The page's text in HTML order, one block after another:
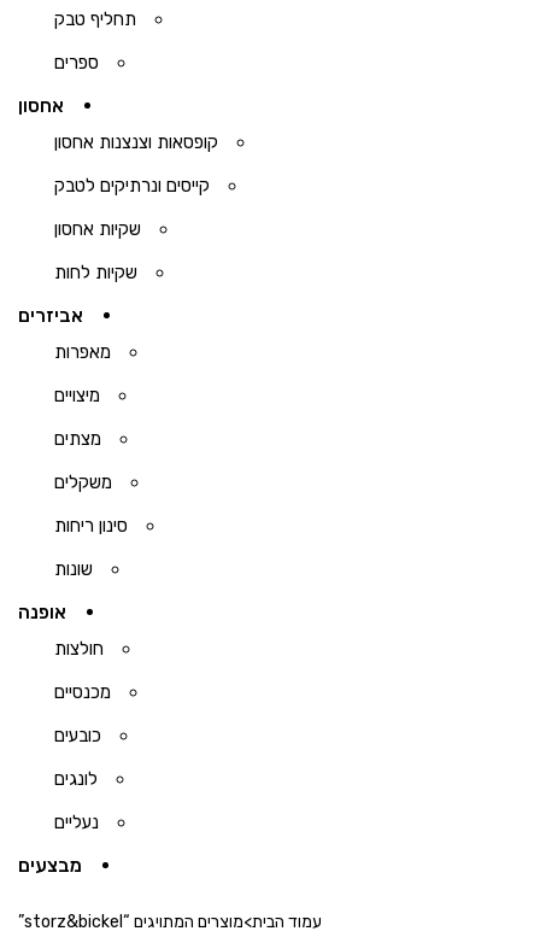
תחליף טבק
ספרים
אחסון
קופסאות וצנצנות אחסון
קייסים ונרתיקים לטבק
שקיות אחסון
שקיות לחות
אביזרים
מאפרות
מיצויים
מצתים
משקלים
סינון ריחות
שונות
אופנה
חולצות
מכנסיים
כובעים
לונגים
נעליים
מבצעים
עמוד הבית>מוצרים המתויגים “storz&bickel”